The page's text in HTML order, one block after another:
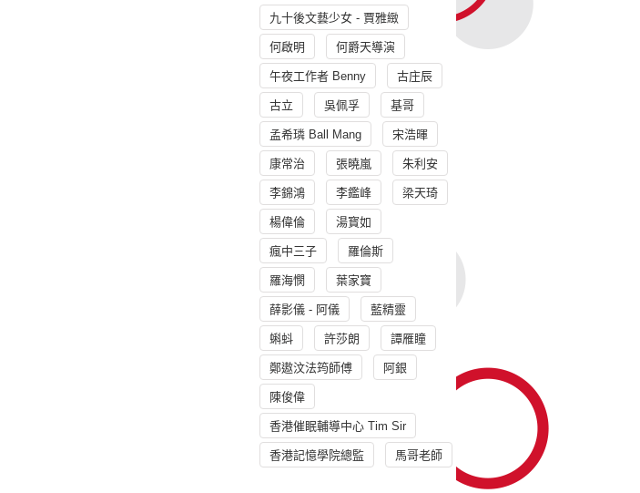
九十後文藝少女 - 賈雅緻
何啟明 何爵天導演
午夜工作者 Benny 古庄辰
古立 吳佩孚 基哥
孟希璘 Ball Mang 宋浩暉
康常治 張曉嵐 朱利安
李錦鴻 李鑑峰 梁天琦
楊偉倫 湯寳如
瘋中三子 羅倫斯
羅海憫 葉家寶
薛影儀 - 阿儀 藍精靈
蝌蚪 許莎朗 譚雁瞳
鄭遨汶法筠師傅 阿銀
陳俊偉
香港催眠輔導中心 Tim Sir
香港記憶學院總監 馬哥老師